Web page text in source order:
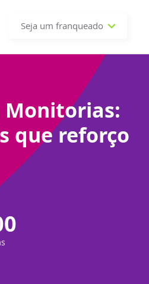
Seja um franqueado
Monitorias:
que reforço